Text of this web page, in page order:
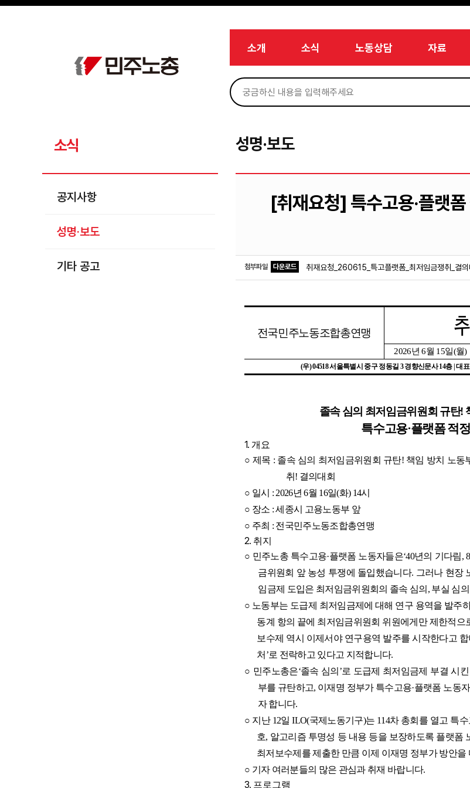
메뉴 건너뛰기
소개 소식 노동상담 자료
소식
공지사항
성명·보도
기타 공고
성명·보도
[취재요청] 특수고용·플랫
첨부파일 다운로드 취재요청_260615_특고플랫폼_최저임금쟁취_결
전국민주노동조합총연맹
2026년6월 15일(월)
(우) 04518서울특별시 중구 정동길 3경향신문사14층 |대
졸속 심의 최저임금위원회 규탄!
특수고용·플랫폼 적
1. 개요
○제목 : 졸속 심의 최저임금위원회 규탄! 책임 방치 노동
취 ! 결의대회
○ 일시 : 2026년6월 16일(화) 14시
○ 장소 :세종시 고용노동부 앞
○ 주최 : 전국민주노동조합총연맹
2. 취지
○ 민주노총 특수고용·플랫폼 노동자들은‘40년의 기다림,
금위원회 앞 농성 투쟁에 돌입했습니다. 그러나 현장
임금제 도입은 최저임금위원회의 졸속 심의 , 부실 심
○ 노동부는 도급제 최저임금제에 대해 연구 용역을 발주
동계 항의 끝에 최저임금위원회 위원에게만 제한적으
보수제 역시 이제서야 연구용역 발주를 시작한다고
처 ’로 전락하고 있다고 지적합니다.
○ 민주노총은‘졸속 심의 ’로 도급제 최저임금제 부결 시
부를 규탄하고, 이재명 정부가 특수고용·플랫폼 노동
자 합니다.
○ 지난 12일ILO(국제노동기구)는 114차 총회를 열고 특수
호, 알고리즘 투명성 등 내용 등을 보장하도록 플랫폼
최저보수제를 제출한 만큼 이제 이재명 정부가 방안을
○ 기자 여러분들의 많은 관심과 취재 바랍니다.
3. 프로그램
Sketchbook5, 스케치북5
Sketchbook5, 스케치북5